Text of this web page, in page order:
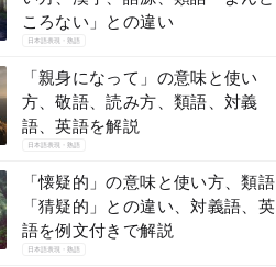
ころない」との違い
日本語表現・熟語
「親身になって」の意味と使い
方、敬語、読み方、類語、対義
語、英語を解説
日本語表現・熟語
「懐疑的」の意味と使い方、類語
「猜疑的」との違い、対義語、英
語を例文付きで解説
日本語表現・熟語